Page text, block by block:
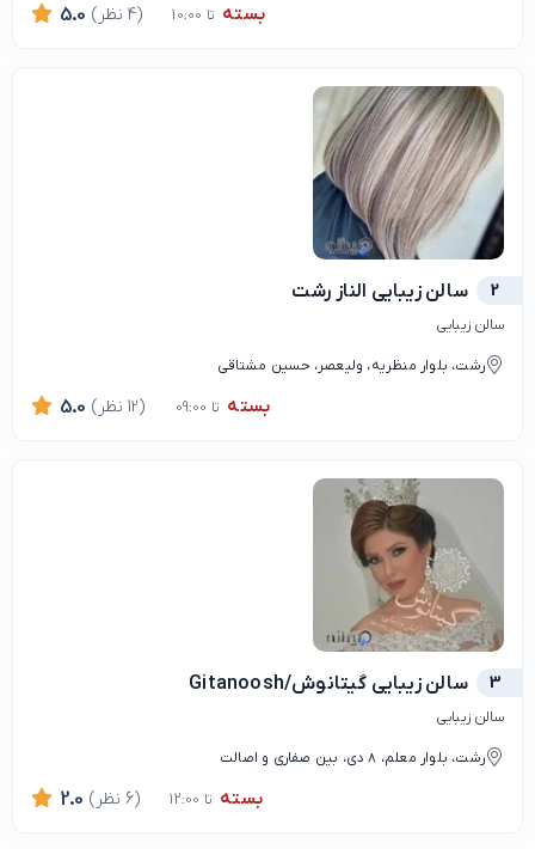
بسته تا 10:00 5.0 (4 نظر)
2 سالن زیبایی الناز رشت
سالن زیبایی
رشت، بلوار منظریه، ولیعصر، حسین مشتاقی
بسته تا 09:00 5.0 (12 نظر)
3 سالن زیبایی گیتانوش/Gitanoosh
سالن زیبایی
رشت، بلوار معلم، 8 دی، بین صفاری و اصالت
بسته تا 12:00 2.0 (6 نظر)